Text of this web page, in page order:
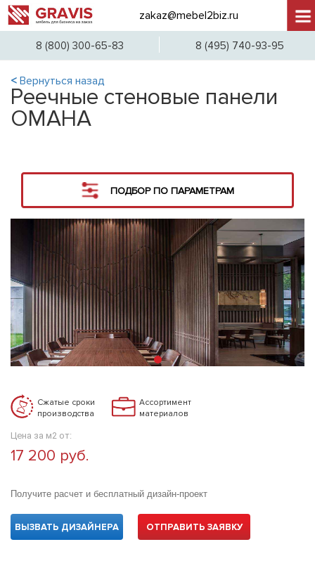
+7
zakaz@mebel2biz.ru
8 (800) 300-65-83 8 (495) 740-93-95
< Вернуться назад
Реечные стеновые панели
OMAHA
ПОДБОР ПО ПАРАМЕТРАМ
Сжатые сроки
производства
Ассортимент
материалов
Цена за м2 от:
17 200 руб.
Получите расчет и бесплатный дизайн-проект
ВЫЗВАТЬ ДИЗАЙНЕРА ОТПРАВИТЬ ЗАЯВКУ